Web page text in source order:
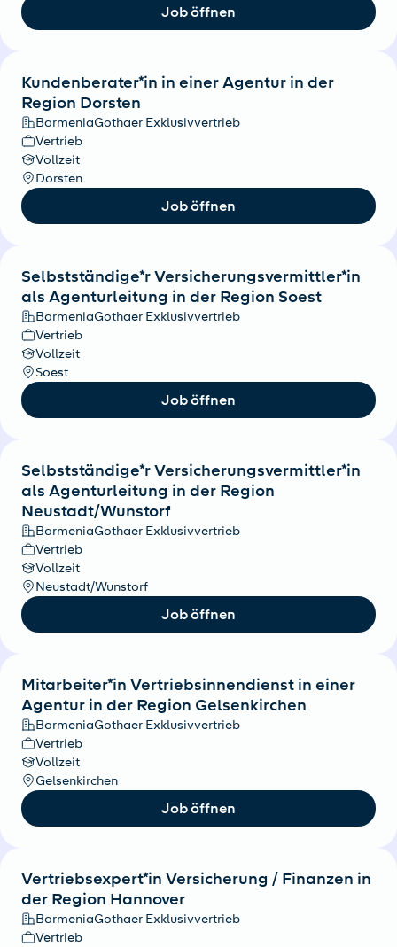
Job öffnen
Kundenberater*in in einer Agentur in der
Region Dorsten
BarmeniaGothaer Exklusivvertrieb
Vertrieb
Vollzeit
Dorsten
Job öffnen
Selbstständige*r Versicherungsvermittler*in
als Agenturleitung in der Region Soest
BarmeniaGothaer Exklusivvertrieb
Vertrieb
Vollzeit
Soest
Job öffnen
Selbstständige*r Versicherungsvermittler*in
als Agenturleitung in der Region
Neustadt/Wunstorf
BarmeniaGothaer Exklusivvertrieb
Vertrieb
Vollzeit
Neustadt/Wunstorf
Job öffnen
Mitarbeiter*in Vertriebsinnendienst in einer
Agentur in der Region Gelsenkirchen
BarmeniaGothaer Exklusivvertrieb
Vertrieb
Vollzeit
Gelsenkirchen
Job öffnen
Vertriebsexpert*in Versicherung / Finanzen in
der Region Hannover
BarmeniaGothaer Exklusivvertrieb
Vertrieb